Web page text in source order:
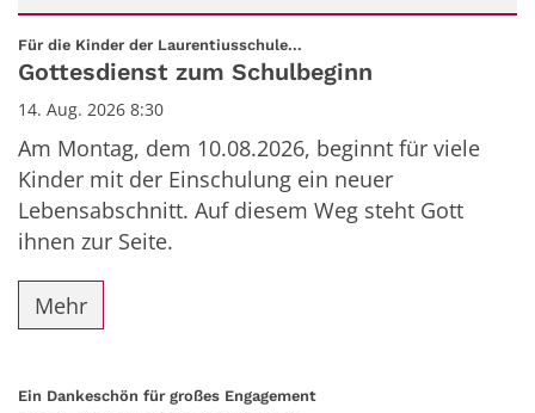
Datum: 14. August 2026
Für die Kinder der Laurentiusschule...
Gottesdienst zum Schulbeginn
14. Aug. 2026 8:30
Am Montag, dem 10.08.2026, beginnt für viele
Kinder mit der Einschulung ein neuer
Lebensabschnitt. Auf diesem Weg steht Gott
ihnen zur Seite.
Mehr
Ein Dankeschön für großes Engagement: